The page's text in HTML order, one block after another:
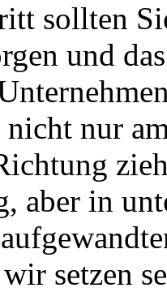
sollten
und
nicht nur
aber in
setzen